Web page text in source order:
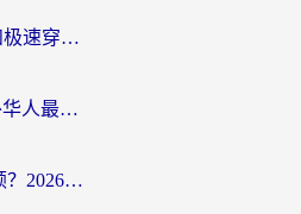
海外党必看：ChickCN和极速穿梭VPN好用吗？3招教你选对回国加速器无缝刷国内资源
斧牛和light哪个好？海外华人最关心的回国加速器选择难题，一篇讲透
在国外怎么用虎牙不卡顿？2026海外华人亲测有效的回国加速器选择指南